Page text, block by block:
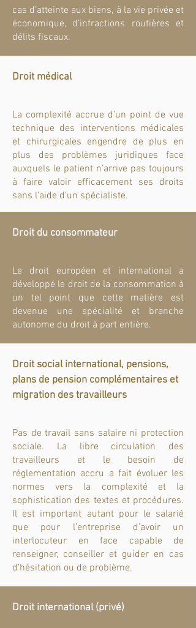
cas d’atteinte aux biens, à la vie privée et
économique, d’infractions routières et
délits fiscaux.
Droit médical
La complexité accrue d’un point de vue
technique des interventions médicales
et chirurgicales engendre de plus en
plus des problèmes juridiques face
auxquels le patient n’arrive pas toujours
à faire valoir efficacement ses droits
sans l’aide d’un spécialiste.
Droit du consommateur
Le droit européen et international a
développé le droit de la consommation à
un tel point que cette matière est
devenue une spécialité et branche
autonome du droit à part entière.
Droit social international, pensions,
plans de pension complémentaires et
migration des travailleurs
Pas de travail sans salaire ni protection
sociale. La libre circulation des
travailleurs et le besoin de
réglementation accru a fait évoluer les
normes vers la complexité et la
sophistication des textes et procédures.
Il est important autant pour le salarié
que pour l’entreprise d’avoir un
interlocuteur en face capable de
renseigner, conseiller et guider en cas
d’hésitation ou de problème.
Droit international (privé)